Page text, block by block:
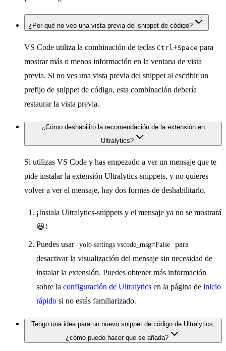
¿Por qué no veo una vista previa del snippet de código?
VS Code utiliza la combinación de teclas Ctrl +Space para
mostrar más o menos información en la ventana de vista
previa. Si no ves una vista previa del snippet al escribir un
prefijo de snippet de código, esta combinación debería
restaurar la vista previa.
¿Cómo deshabilito la recomendación de la extensión en
Ultralytics?
Si utilizas VS Code y has empezado a ver un mensaje que te
pide instalar la extensión Ultralytics-snippets, y no quieres
volver a ver el mensaje, hay dos formas de deshabilitarlo.
¡Instala Ultralytics-snippets y el mensaje ya no se mostrará
😆!
Puedes usar yolo settings vscode_msg=False
para
desactivar la visualización del mensaje sin necesidad de
instalar la extensión. Puedes obtener más información
sobre la configuración de Ultralytics en la página de inicio
rápido si no estás familiarizado.
Tengo una idea para un nuevo snippet de código de Ultralytics,
¿cómo puedo hacer que se añada?